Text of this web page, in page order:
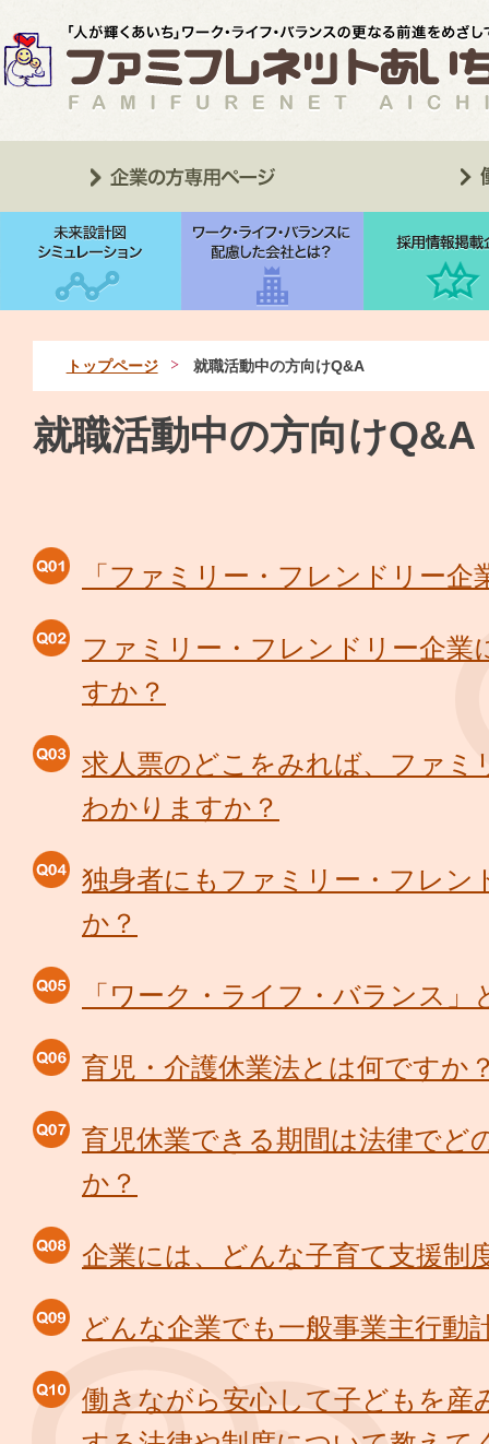
トップページ 就職活動中の方向けQ&A
就職活動中の方向けQ&A
「ファミリー・フレンドリー
ファミリー・フレンドリー企業
すか？
求人票のどこをみれば、ファミ
わかりますか？
独身者にもファミリー・フレン
か？
「ワーク・ライフ・バランス」
育児・介護休業法とは何ですか
育児休業できる期間は法律でど
か？
企業には、どんな子育て支援制
どんな企業でも一般事業主行動
働きながら安心して子どもを産